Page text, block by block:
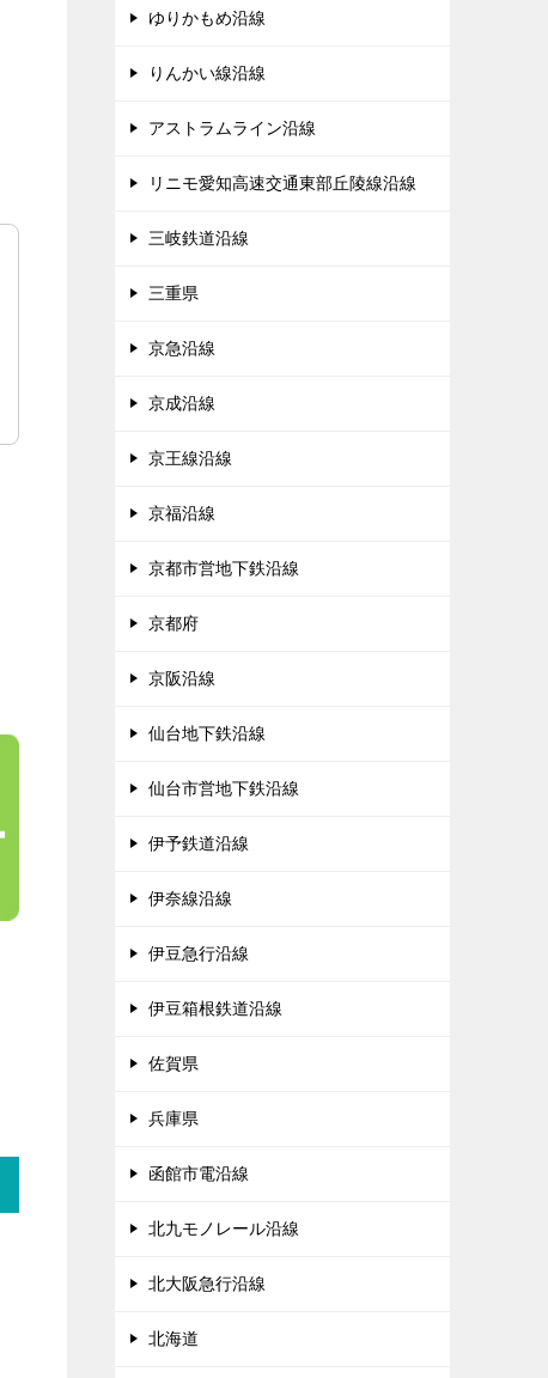
ゆりかもめ沿線
りんかい線沿線
アストラムライン沿線
リニモ愛知高速交通東部丘陵線沿線
三岐鉄道沿線
三重県
京急沿線
京成沿線
京王線沿線
京福沿線
京都市営地下鉄沿線
京都府
京阪沿線
仙台地下鉄沿線
仙台市営地下鉄沿線
伊予鉄道沿線
伊奈線沿線
伊豆急行沿線
伊豆箱根鉄道沿線
佐賀県
兵庫県
函館市電沿線
北九モノレール沿線
北大阪急行沿線
北海道